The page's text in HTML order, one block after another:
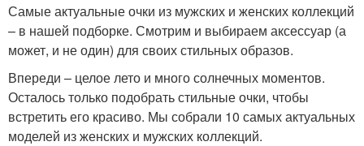
Самые актуальные очки из мужских и женских коллекций
– в нашей подборке. Смотрим и выбираем аксессуар (а
может, и не один) для своих стильных образов.
Впереди – целое лето и много солнечных моментов.
Осталось только подобрать стильные очки, чтобы
встретить его красиво. Мы собрали 10 самых актуальных
моделей из женских и мужских коллекций.